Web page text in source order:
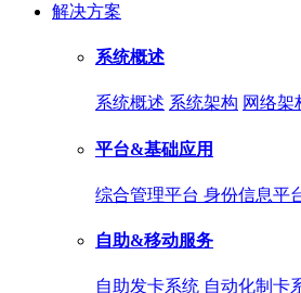
解决方案
系统概述
系统概述 系统架构 网络架
平台&基础应用
综合管理平台 身份信息平
自助&移动服务
自助发卡系统 自动化制卡